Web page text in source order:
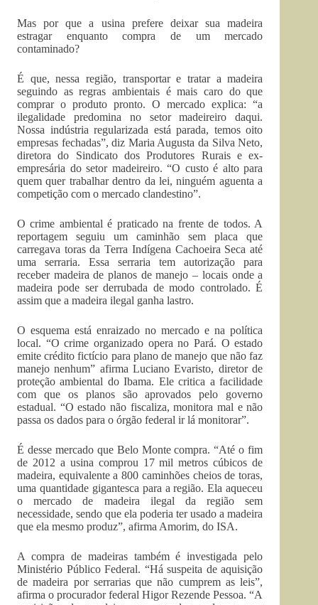
Mas por que a usina prefere deixar sua madeira
estragar enquanto compra de um mercado
contaminado?
É que, nessa região, transportar e tratar a madeira
seguindo as regras ambientais é mais caro do que
comprar o produto pronto. O mercado explica: “a
ilegalidade predomina no setor madeireiro daqui.
Nossa indústria regularizada está parada, temos oito
empresas fechadas”, diz Maria Augusta da Silva Neto,
diretora do Sindicato dos Produtores Rurais e ex-
empresária do setor madeireiro. “O custo é alto para
quem quer trabalhar dentro da lei, ninguém aguenta a
competição com o mercado clandestino”.
O crime ambiental é praticado na frente de todos. A
reportagem seguiu um caminhão sem placa que
carregava toras da Terra Indígena Cachoeira Seca até
uma serraria. Essa serraria tem autorização para
receber madeira de planos de manejo – locais onde a
madeira pode ser derrubada de modo controlado. É
assim que a madeira ilegal ganha lastro.
O esquema está enraizado no mercado e na política
local. “O crime organizado opera no Pará. O estado
emite crédito fictício para plano de manejo que não faz
manejo nenhum” afirma Luciano Evaristo, diretor de
proteção ambiental do Ibama. Ele critica a facilidade
com que os planos são aprovados pelo governo
estadual. “O estado não fiscaliza, monitora mal e não
passa os dados para o órgão federal ir lá monitorar”.
É desse mercado que Belo Monte compra. “Até o fim
de 2012 a usina comprou 17 mil metros cúbicos de
madeira, equivalente a 800 caminhões cheios de toras,
uma quantidade gigantesca para a região. Ela aqueceu
o mercado de madeira ilegal da região sem
necessidade, sendo que ela poderia ter usado a madeira
que ela mesmo produz”, afirma Amorim, do ISA.
A compra de madeiras também é investigada pelo
Ministério Público Federal. “Há suspeita de aquisição
de madeira por serrarias que não cumprem as leis”,
afirma o procurador federal Higor Rezende Pessoa. “A